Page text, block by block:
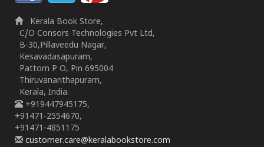
Kerala Book Store,
C/O Consors Technologies Pvt Ltd,
B-30,Pillaveedu Nagar,
Kesavadasapuram,
Pattom P O, Pin 695004
Thiruvananthapuram,
Kerala, India.
+919447945175,
+91471-2554670,
+91471-4851175
customer.care@keralabookstore.com